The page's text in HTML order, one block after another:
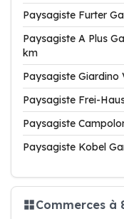
Paysagiste Furter
Paysagiste A Plus
km
Paysagiste Giardino
Paysagiste Frei-
Paysagiste
Paysagiste Kobel
Commerces à